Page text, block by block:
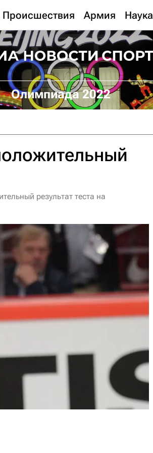
Происшествия Армия Наука
Олимпиада 2022
результат теста на